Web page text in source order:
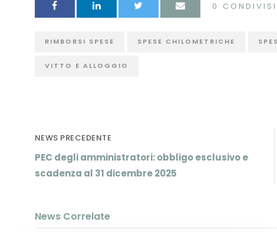
0
RIMBORSI SPESE SPESE CHILOMETRICHE
VITTO E ALLOGGIO
NEWS PRECEDENTE
PEC degli amministratori: obbligo esclusivo e
scadenza al 31 dicembre 2025
News Correlate